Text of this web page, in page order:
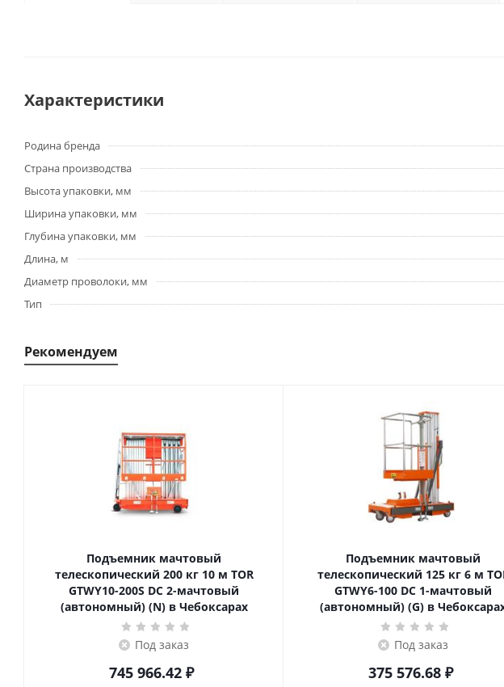
Характеристики
Родина бренда
Страна производства
Высота упаковки, мм
Ширина упаковки, мм
Глубина упаковки, мм
Длина, м
Диаметр проволоки, мм
Тип
Рекомендуем
Подъемник мачтовый
телескопический 200 кг 10 м TOR
GTWY10-200S DC 2-мачтовый
(автономный) (N) в Чебоксарах
Под заказ
745 966.42₽
Подъемник мачтовый
телескопический 125 кг 6 м TOR
GTWY6-100 DC 1-мачтовый
(автономный) (G) в
Под заказ
375 576.68₽